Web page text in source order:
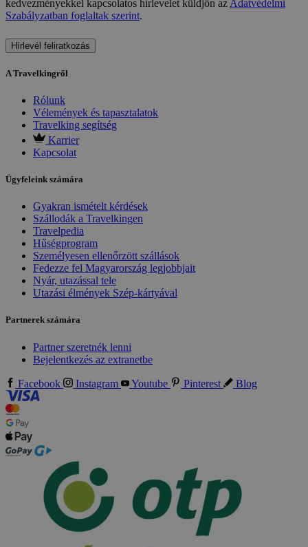
kedvezményekkel kapcsolatos hírlevelet küldjön az Adatvédelmi
Szabályzatban foglaltak szerint.
Hírlevél feliratkozás
A Travelkingről
Rólunk
Vélemények és tapasztalatok
Travelking segítség
Karrier
Kapcsolat
Ügyfeleink számára
Gyakran ismételt kérdések
Szállodák a Travelkingen
Travelpedia
Hűségprogram
Személyesen ellenőrzött szállások
Fedezze fel Magyarország legjobbjait
Nyár, utazással tele
Utazási élmények Szép-kártyával
Partnerek számára
Partner szeretnék lenni
Bejelentkezés az extranetbe
Facebook Instagram Youtube Pinterest Blog